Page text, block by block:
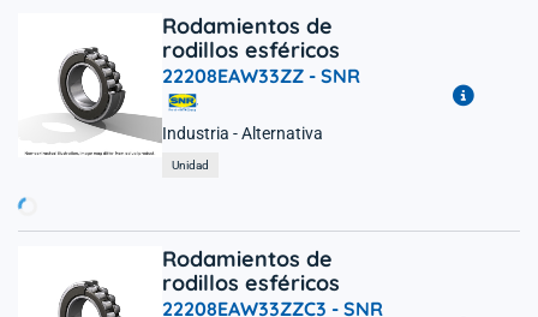
Rodamientos de
rodillos esféricos
22208EAW33ZZ - SNR
Industria - Alternativa
Unidad
Rodamientos de
rodillos esféricos
22208EAW33ZZC3 - SNR